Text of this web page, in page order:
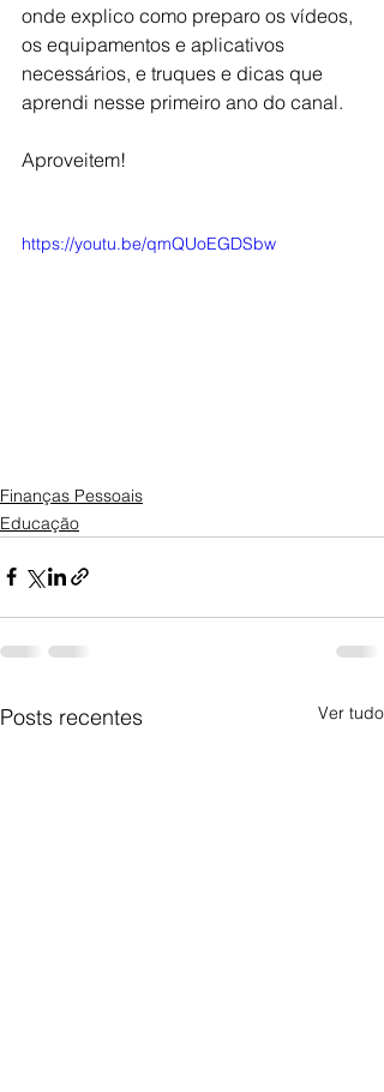
onde explico como preparo os vídeos,
os equipamentos e aplicativos
necessários, e truques e dicas que
aprendi nesse primeiro ano do canal.
Aproveitem!
https://youtu.be/qmQUoEGDSbw
Finanças Pessoais
Educação
Posts recentes Ver tudo